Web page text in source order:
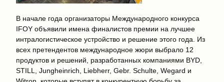
В начале года организаторы Международного конкурса
IFOY объявили имена финалистов премии на лучшее
интралогистическое устройство и решение этого года. Из
всех претендентов международное жюри выбрало 12
продуктов и решений, разработанных компаниями BYD,
STILL, Jungheinrich, Liebherr, Gebr. Schulte, Wegard и